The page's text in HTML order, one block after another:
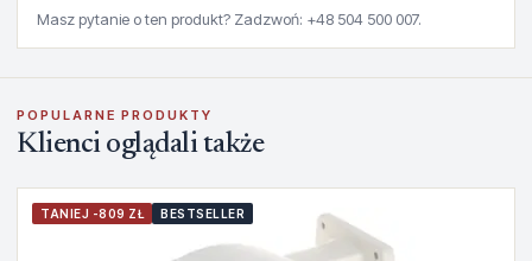
Masz pytanie o ten produkt? Zadzwoń: +48 504 500 007.
POPULARNE PRODUKTY
Klienci oglądali także
TANIEJ -809 ZŁ BESTSELLER